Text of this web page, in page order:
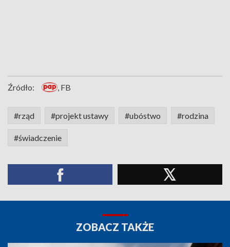
Źródło: , FB
#rząd #projekt ustawy #ubóstwo #rodzina
#świadczenie
ZOBACZ TAKŻE